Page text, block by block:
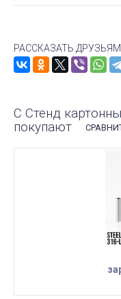
РАССКАЗАТЬ
С Стенд
покупают